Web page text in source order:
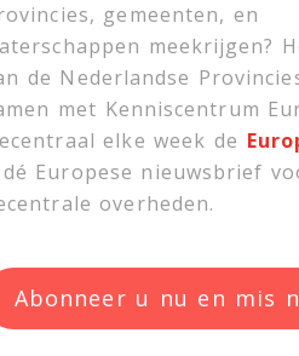
gemeenten, en
meekrijgen?
de Nederlandse
met Kenniscentrum
elke week de
Europese nieuwsbrief
overheden.
Abonneer u nu en mis